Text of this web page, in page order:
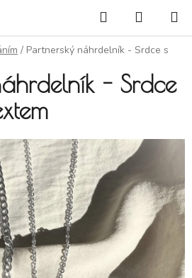
Hledat
/ Partnerský náhrdelník - Srdce s
- Srdce